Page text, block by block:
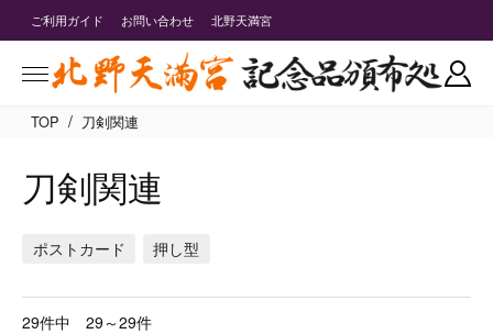
ご利用ガイド お問い合わせ 北野天満宮
TOP / 刀剣関連
刀剣関連
ポストカード 押し型
29件中 29～29件